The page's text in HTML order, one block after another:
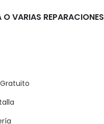
O VARIAS REPARACIONES